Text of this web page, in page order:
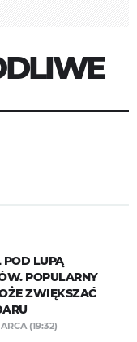
POD LUPĄ
POPULARNY
ZWIĘKSZAĆ
(19:32)